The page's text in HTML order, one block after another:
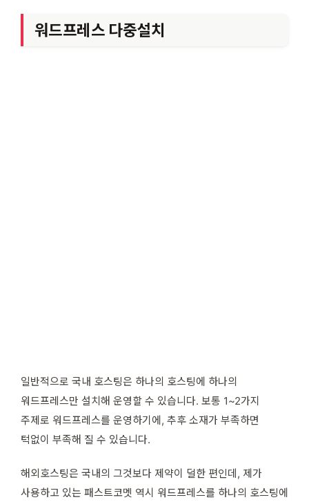
워드프레스 다중설치
일반적으로 국내 호스팅은 하나의 호스팅에 하나의
워드프레스만 설치해 운영할 수 있습니다. 보통 1~2가지
주제로 워드프레스를 운영하기에, 추후 소재가 부족하면
턱없이 부족해 질 수 있습니다.
해외호스팅은 국내의 그것보다 제약이 덜한 편인데, 제가
사용하고 있는 패스트코멧 역시 워드프레스를 하나의 호스팅에